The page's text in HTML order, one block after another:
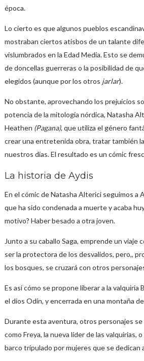
época.
Lo cierto es que algunos pueblos
mostraban ciertos atisbos de un talante
vislumbrados en la Edad Media. Esto se
de doncellas guerreras o la posibilidad de
elegidos (aunque por los otros jarlar).
No obstante, aprovechando los prejuicios
potencia de la mitología nórdica, Natasha
Heathen (Pagana), que utiliza el género
crear una entretenida obra, tratar también
nuestros días. El resultado es un cómic
La historia de Aydis
En el cómic de Natasha Alterici seguimos a
que ha sido condenada a muerte y acaba
motivo? Haber besado a otra joven.
Junto a su caballo Saga, emprende un viaje
ser la protectora de los desvalidos, pero,,
los bosques, se cruzará con otros
Es así cómo se propone liberar a la valquiria
el dios Odín, y encerrada en una montaña
Durante esta aventura, otros personajes se
como Freya, la nueva líder de las valquirias,
barco tripulado por mujeres que se dedican